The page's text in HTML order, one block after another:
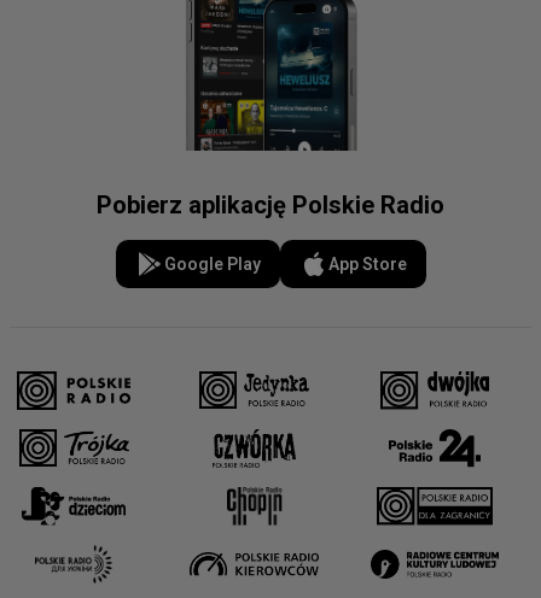
Pobierz aplikację Polskie Radio
Google Play App Store